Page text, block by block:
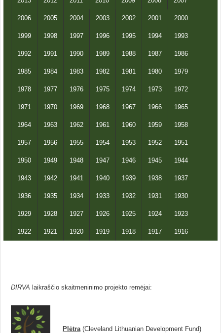
2006 2005 2004 2003 2002 2001 2000
1999 1998 1997 1996 1995 1994 1993
1992 1991 1990 1989 1988 1987 1986
1985 1984 1983 1982 1981 1980 1979
1978 1977 1976 1975 1974 1973 1972
1971 1970 1969 1968 1967 1966 1965
1964 1963 1962 1961 1960 1959 1958
1957 1956 1955 1954 1953 1952 1951
1950 1949 1948 1947 1946 1945 1944
1943 1942 1941 1940 1939 1938 1937
1936 1935 1934 1933 1932 1931 1930
1929 1928 1927 1926 1925 1924 1923
1922 1921 1920 1919 1918 1917 1916
DIRVA laikraščio skaitmeninimo projekto remėjai:
Plėtra (Cleveland Lithuanian Development Fund)